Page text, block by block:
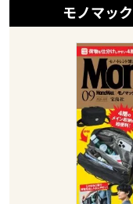
モノマッ